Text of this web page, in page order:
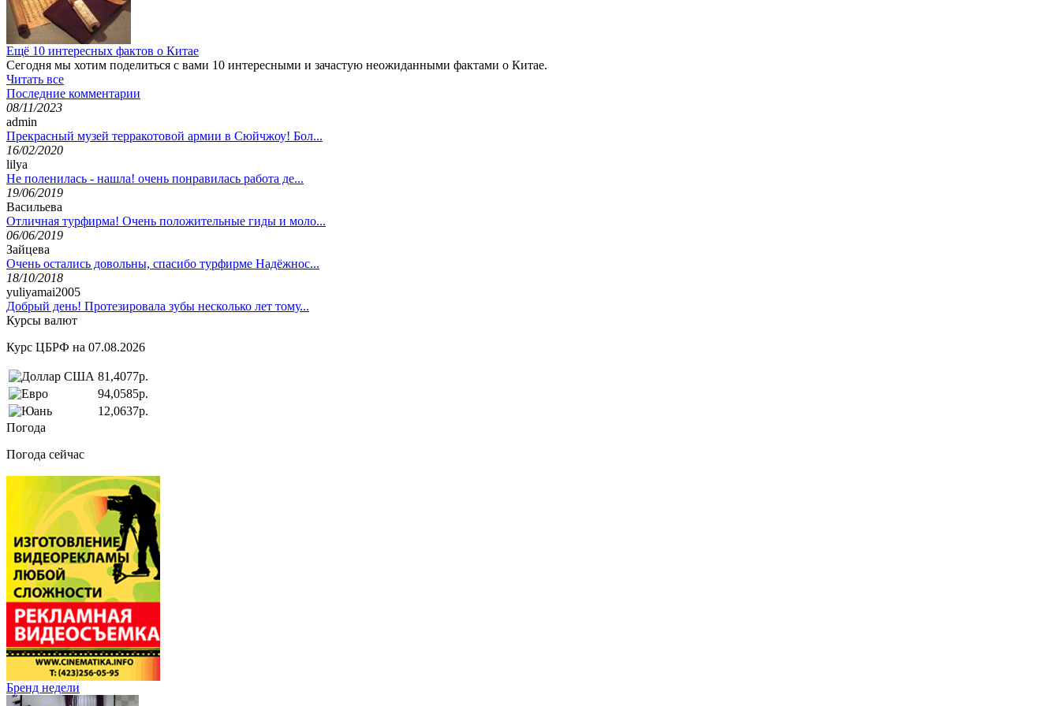
Ещё 10 интересных фактов о Китае
Сегодня мы хотим поделиться с вами 10 интересными и зачастую неожиданными фактами о Китае.
Читать все
Последние комментарии
08/11/2023
admin
Прекрасный музей терракотовой армии в Сюйчжоу! Бол...
16/02/2020
lilya
Не поленилась - нашла! очень понравилась работа де...
19/06/2019
Васильева
Отличная турфирма! Очень положительные гиды и моло...
06/06/2019
Зайцева
Очень остались довольны, спасибо турфирме Надёжнос...
18/10/2018
yuliyamai2005
Добрый день! Протезировала зубы несколько лет тому...
Курсы валют
Курс ЦБРФ на 07.08.2026
81,4077р.
94,0585р.
12,0637р.
Погода
Погода сейчас
Бренд недели